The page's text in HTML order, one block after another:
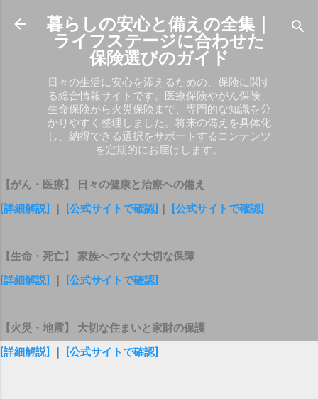
スキップしてメイン コンテンツに移動
暮らしの安心と備えの全集｜
ライフステージに合わせた
保険選びのガイド
日々の生活に安心を添えるための、保険に関す
る総合情報サイトです。医療保険やがん保険、
生命保険から火災保険まで、専門的な知識を分
かりやすく整理しました。将来の備えを具体化
し、納得できる選択をサポートするコンテンツ
を定期的にお届けします。
【がん・医療】 日々の健康と治療への備え
[詳細解説]
[公式サイトで確認] [公式サイトで確認]
【生命・死亡】 家族へつなぐ大切な保障
[詳細解説]
[公式サイトで確認]
【火災・地震】 大切な住まいと家財の保護
[詳細解説]
[公式サイトで確認]